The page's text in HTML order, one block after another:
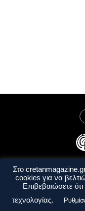
Ταυτότητα
Στο
cookies για να
Επιβεβαιώσετε
τεχνολογίας.